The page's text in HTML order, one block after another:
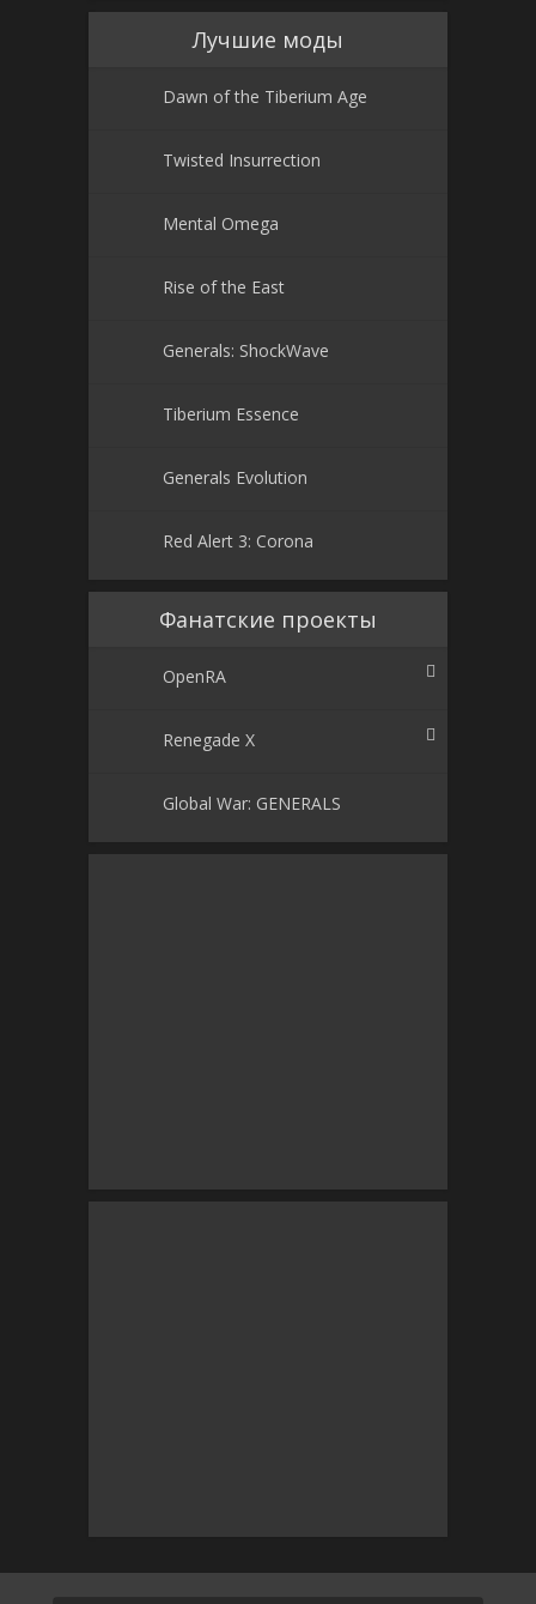
Лучшие моды
Dawn of the Tiberium Age
Twisted Insurrection
Mental Omega
Rise of the East
Generals: ShockWave
Tiberium Essence
Generals Evolution
Red Alert 3: Corona
Фанатские проекты
OpenRA
Renegade X
Global War: GENERALS